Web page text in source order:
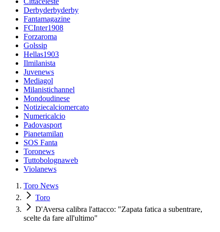
Derbyderbyderby
Fantamagazine
FCInter1908
Forzaroma
Golssip
Hellas1903
Ilmilanista
Juvenews
Mediagol
Milanistichannel
Mondoudinese
Notiziecalciomercato
Numericalcio
Padovasport
Pianetamilan
SOS Fanta
Toronews
Tuttobolognaweb
Violanews
Toro News
Toro
D'Aversa calibra l'attacco: "Zapata fatica a subentrare,
scelte da fare all'ultimo"